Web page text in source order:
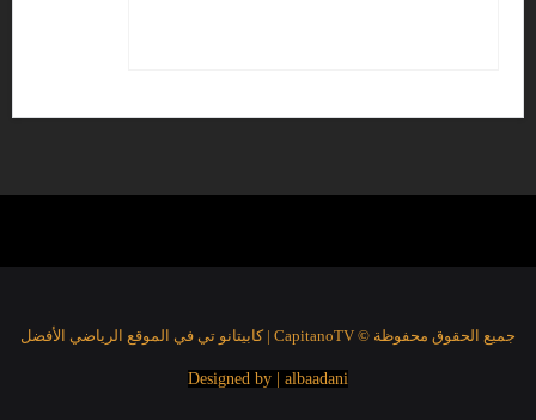
جميع الحقوق محفوظة © CapitanoTV | كابيتانو تي في الموقع الرياضي الأفضل
Designed by | albaadani